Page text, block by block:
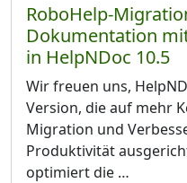
RoboHelp-
Dokumentation
in HelpNDoc 10.5
Wir freuen uns,
Version, die auf mehr
Migration und
Produktivität
optimiert die …